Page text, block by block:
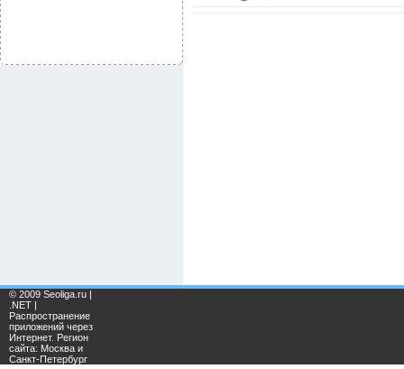
© 2009 Seoliga.ru |
.NET |
Распространение
приложений через
Интернет. Регион
сайта: Москва и
Санкт-Петербург